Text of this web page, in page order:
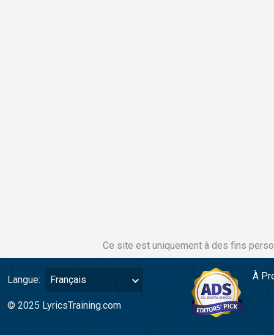
Ce site est uniquement à des fins
Langue: Français
© 2025 LyricsTraining.com
À